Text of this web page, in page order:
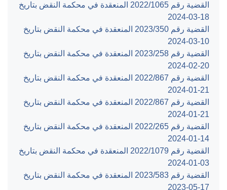
القضية رقم ‎1065‏/‎2022‏ المنعقدة في محكمة النقض بتاريخ
‎2024-03-18‏
القضية رقم ‎350‏/‎2023‏ المنعقدة في محكمة النقض بتاريخ
‎2024-03-10‏
القضية رقم ‎258‏/‎2023‏ المنعقدة في محكمة النقض بتاريخ
‎2024-02-20‏
القضية رقم ‎867‏/‎2022‏ المنعقدة في محكمة النقض بتاريخ
‎2024-01-21‏
القضية رقم ‎867‏/‎2022‏ المنعقدة في محكمة النقض بتاريخ
‎2024-01-21‏
القضية رقم ‎265‏/‎2022‏ المنعقدة في محكمة النقض بتاريخ
‎2024-01-14‏
القضية رقم ‎1079‏/‎2022‏ المنعقدة في محكمة النقض بتاريخ
‎2024-01-03‏
القضية رقم ‎583‏/‎2023‏ المنعقدة في محكمة النقض بتاريخ
‎2023-05-17‏